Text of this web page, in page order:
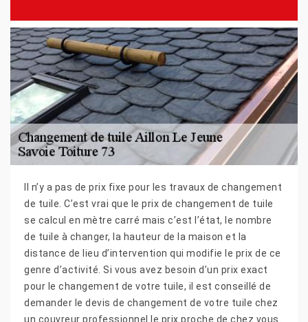
Il n’y a pas de prix fixe pour les travaux de changement
de tuile. C’est vrai que le prix de changement de tuile
se calcul en mètre carré mais c’est l’état, le nombre
de tuile à changer, la hauteur de la maison et la
distance de lieu d’intervention qui modifie le prix de ce
genre d’activité. Si vous avez besoin d’un prix exact
pour le changement de votre tuile, il est conseillé de
demander le devis de changement de votre tuile chez
un couvreur professionnel le prix proche de chez vous.